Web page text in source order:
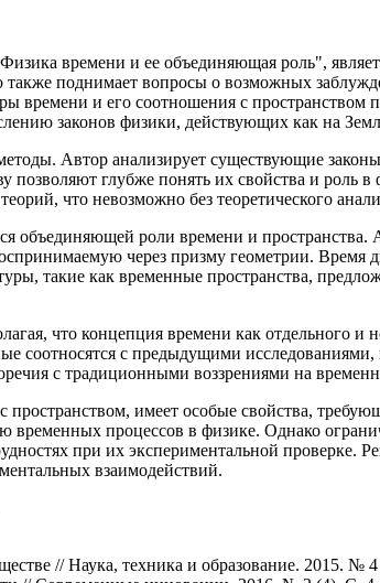
времени и ее объединяющая роль",
поднимает вопросы о возможных
времени и его соотношения с пространством
законов физики, действующих как на
Автор анализирует существующие
глубже понять их свойства и роль
что невозможно без теоретического
роли времени и пространства.
через призму геометрии.
такие как временные пространства,
что концепция времени как отдельного
соотносятся с предыдущими
с традиционными воззрениями на
имеет особые свойства,
временных процессов в физике. Однако
при их экспериментальной проверке.
взаимодействий.
// Наука, техника и образование. 2015. №